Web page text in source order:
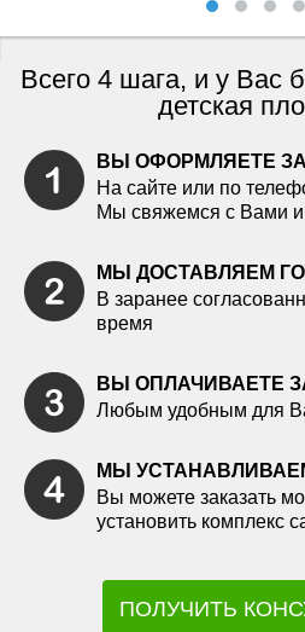
Всего 4 шага, и у Вас
детская
ВЫ ОФОРМЛЯЕТЕ
На сайте или по
Мы свяжемся с Вами и
МЫ ДОСТАВЛЯЕМ
В заранее
время
ВЫ ОПЛАЧИВАЕТЕ
Любым удобным для
МЫ
Вы можете заказать
установить комплекс
ПОЛУЧИТЬ